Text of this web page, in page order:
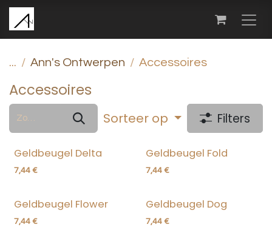
Overslaan naar inhoud
... Ann's Ontwerpen Accessoires
Accessoires
Sorteer op Filters
Geldbeugel Delta
7,44 €
Geldbeugel Fold
7,44€
Geldbeugel Flower
7,44 €
Geldbeugel Dog
7,44€